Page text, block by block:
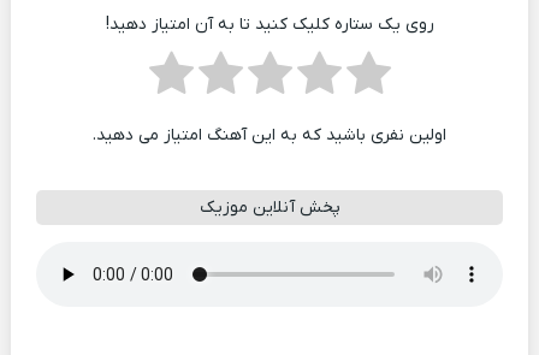
روی یک ستاره کلیک کنید تا به آن امتیاز دهید!
اولین نفری باشید که به این آهنگ امتیاز می دهید.
پخش آنلاین موزیک